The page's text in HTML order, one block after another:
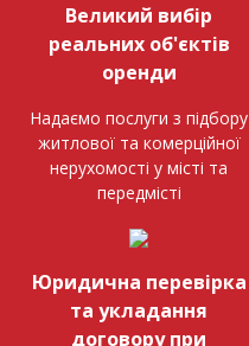
Великий вибір
реальних об'єктів
оренди
Надаємо послуги з підбору
житлової та комерційної
нерухомості у місті та
передмісті
Юридична перевірка
та укладання
договору при